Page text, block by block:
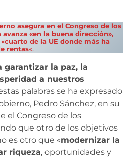
asegura en el Congreso de los
«en la buena dirección»,
de la UE donde más ha
rentas«.
garantizar la paz, la
a nuestros
palabras se ha expresado
Pedro Sánchez, en su
el Congreso de los
que otro de los objetivos
es otro que «modernizar la
riqueza, oportunidades y